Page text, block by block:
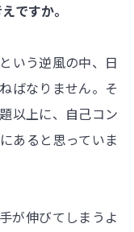
ですか。
いう逆風の中、日
ばなりません。そ
以上に、自己コン
あると思っていま
が伸びてしまうよ